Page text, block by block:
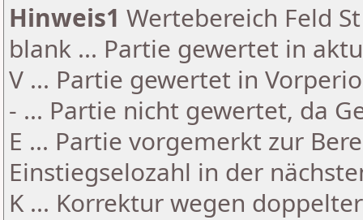
Hinweis1 Wertebereich Feld
blank ... Partie gewertet in
V ... Partie gewertet in
- ... Partie nicht gewertet, da
E ... Partie vorgemerkt zur
Einstiegselozahl in der
K ... Korrektur wegen